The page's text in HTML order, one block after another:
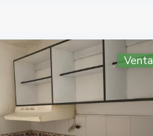
Venta